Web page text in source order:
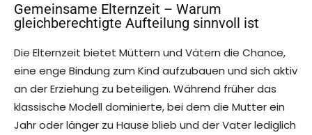
Gemeinsame Elternzeit – Warum
gleichberechtigte Aufteilung sinnvoll ist
Die Elternzeit bietet Müttern und Vätern die Chance,
eine enge Bindung zum Kind aufzubauen und sich aktiv
an der Erziehung zu beteiligen. Während früher das
klassische Modell dominierte, bei dem die Mutter ein
Jahr oder länger zu Hause blieb und der Vater lediglich